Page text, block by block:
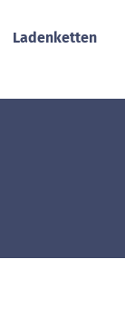
Ladenketten